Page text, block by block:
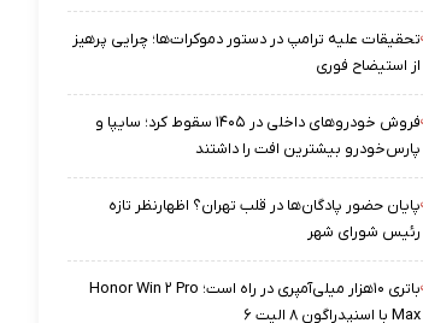
تحقیقات علیه ترامپ در دستور دموکرات‌ها؛ چرایی پرهیز
از استیضاح فوری
فروش خودروهای داخلی در ۱۴۰۵ سقوط کرد؛ سایپا و
پارس‌خودرو بیشترین افت را داشتند
پایان حضور پادگان‌ها در قلب تهران؟ اظهارنظر تازه
رئیس شورای شهر
باتری ۱۰هزار میلی‌آمپری در راه است؛ Honor Win ۲ Pro
Max با اسنپدراگون ۸ الیت ۶